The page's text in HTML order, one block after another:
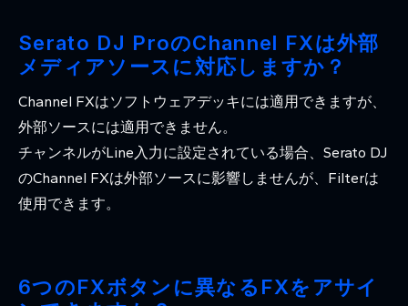
Serato DJ ProのChannel FXは外部
メディアソースに対応しますか？
Channel FXはソフトウェアデッキには適用できますが、
外部ソースには適用できません。
チャンネルがLine入力に設定されている場合、Serato DJ
のChannel FXは外部ソースに影響しませんが、Filterは
使用できます。
6つのFXボタンに異なるFXをアサイ